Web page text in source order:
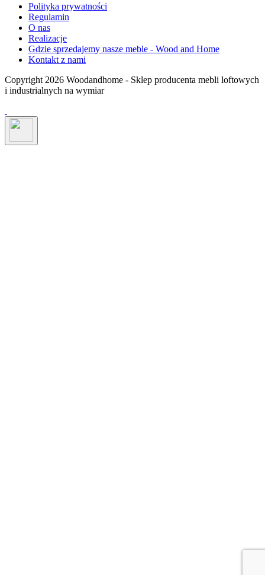
Polityka prywatności
Regulamin
O nas
Realizacje
Gdzie sprzedajemy nasze meble - Wood and Home
Kontakt z nami
Copyright 2026 Woodandhome - Sklep producenta mebli loftowych
i industrialnych na wymiar